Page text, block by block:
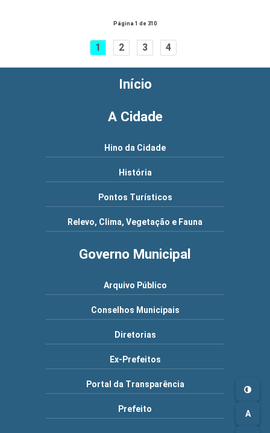
A
Página 1 de 310
1 2 3 4
Início
A Cidade
Hino da Cidade
História
Pontos Turísticos
Relevo, Clima, Vegetação e Fauna
Governo Municipal
Arquivo Público
Conselhos Municipais
Diretorias
Ex-Prefeitos
Portal da Transparência
Prefeito